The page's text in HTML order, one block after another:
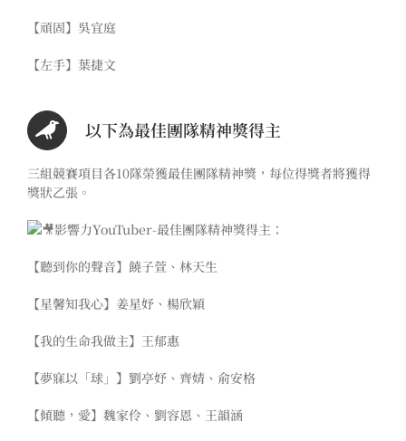
【頑固】吳宜庭
【左手】葉捷文
以下為最佳團隊精神獎得主
三組競賽項目各10隊榮獲最佳團隊精神獎，每位得獎者將獲得
獎狀乙張。
影響力YouTuber-最佳團隊精神獎得主：
【聽到你的聲音】饒子萱、林天生
【星馨知我心】姜星妤、楊欣穎
【我的生命我做主】王郁惠
【夢寐以「球」】劉亭妤、齊婧、俞安格
【傾聽，愛】魏家伶、劉容恩、王韻涵